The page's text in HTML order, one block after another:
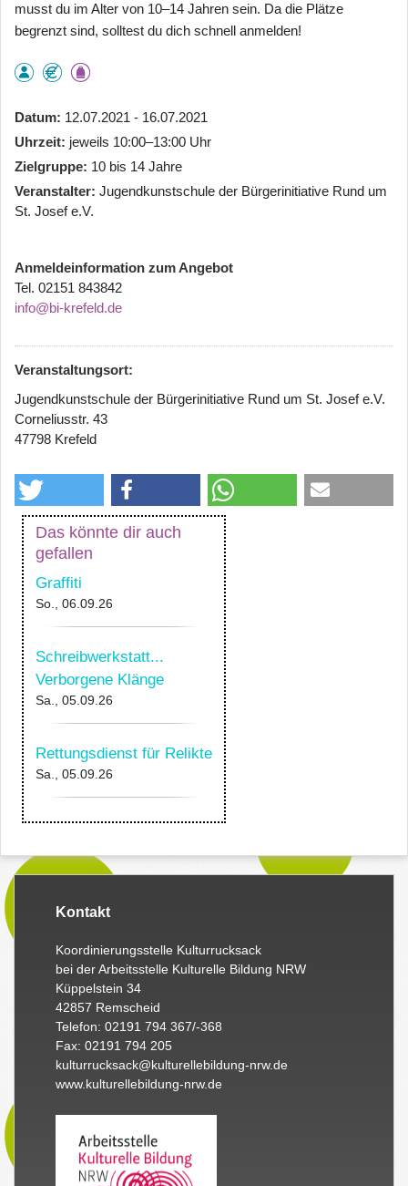
musst du im Alter von 10–14 Jahren sein. Da die Plätze
begrenzt sind, solltest du dich schnell anmelden!
Datum 12.07.2021 - 16.07.2021
Uhrzeit jeweils 10:00–13:00 Uhr
Zielgruppe 10 bis 14 Jahre
Veranstalter Jugendkunstschule der Bürgerinitiative Rund um
St. Josef e.V.
Anmeldeinformation zum Angebot
Tel. 02151 843842
info@bi-krefeld.de
Veranstaltungsort:
Jugendkunstschule der Bürgerinitiative Rund um St. Josef e.V.
Corneliusstr. 43
47798 Krefeld
Das könnte dir auch
gefallen
Graffiti
So., 06.09.26
Schreibwerkstatt...
Verborgene Klänge
Sa., 05.09.26
Rettungsdienst für Relikte
Sa., 05.09.26
Kontakt
Koordinierungsstelle Kulturrucksack
bei der Arbeitsstelle Kulturelle Bildung NRW
Küppelstein 34
42857 Remscheid
Telefon: 02191 794 367/-368
Fax: 02191 794 205
kulturrucksack@kulturellebildung-nrw.de
www.kulturellebildung-nrw.de